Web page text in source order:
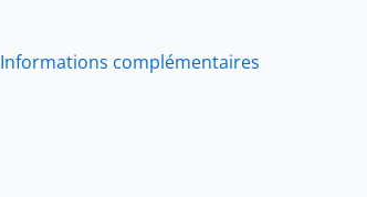
Informations complémentaires